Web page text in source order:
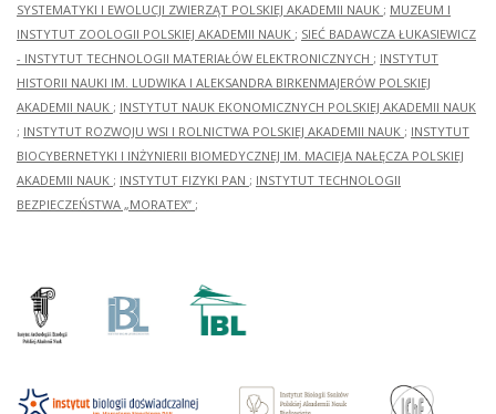
SYSTEMATYKI I EWOLUCJI ZWIERZĄT POLSKIEJ AKADEMII NAUK ; MUZEUM I
INSTYTUT ZOOLOGII POLSKIEJ AKADEMII NAUK ; SIEĆ BADAWCZA ŁUKASIEWICZ
- INSTYTUT TECHNOLOGII MATERIAŁÓW ELEKTRONICZNYCH ; INSTYTUT
HISTORII NAUKI IM. LUDWIKA I ALEKSANDRA BIRKENMAJERÓW POLSKIEJ
AKADEMII NAUK ; INSTYTUT NAUK EKONOMICZNYCH POLSKIEJ AKADEMII NAUK
; INSTYTUT ROZWOJU WSI I ROLNICTWA POLSKIEJ AKADEMII NAUK ; INSTYTUT
BIOCYBERNETYKI I INŻYNIERII BIOMEDYCZNEJ IM. MACIEJA NAŁĘCZA POLSKIEJ
AKADEMII NAUK ; INSTYTUT FIZYKI PAN ; INSTYTUT TECHNOLOGII
BEZPIECZEŃSTWA „MORATEX” ;